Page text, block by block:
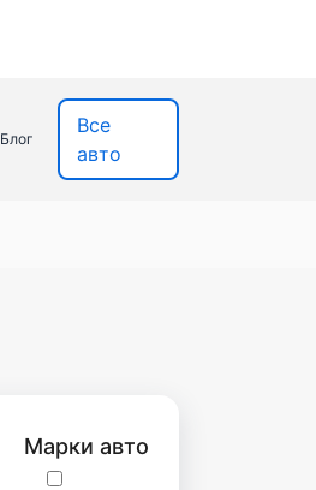
Блог
Все
авто
Марки авто